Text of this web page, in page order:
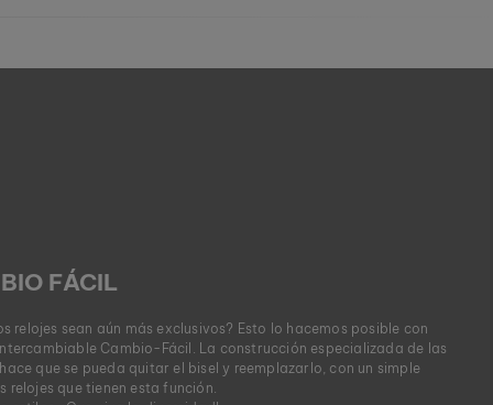
FÁCIL
relojes sean aún más exclusivos? Esto lo hacemos posible con
Cambio-Fácil. La construcción especializada de las
que se pueda quitar el bisel y reemplazarlo, con un simple
relojes que tienen esta función.